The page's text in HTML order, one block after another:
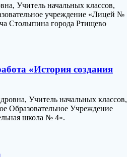
Учитель начальных классов,
учреждение «Лицей №
Столыпина города Ртищево
«История создания
Учитель начальных классов,
Образовательное Учреждение
школа № 4».